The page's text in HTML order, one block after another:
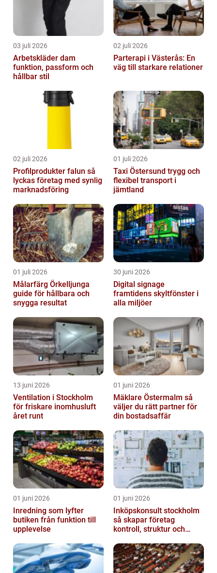
03 juli 2026
Arbetskläder dam
funktion, passform och
hållbar stil
02 juli 2026
Parterapi i Västerås: En
väg till starkare relationer
02 juli 2026
Profilprodukter falun så
lyckas företag med synlig
marknadsföring
01 juli 2026
Taxi Östersund trygg och
flexibel transport i
jämtland
01 juli 2026
Målarfärg Örkelljunga
guide för hållbara och
snygga resultat
30 juni 2026
Digital signage
framtidens skyltfönster i
alla miljöer
13 juni 2026
Ventilation i Stockholm
för friskare inomhusluft
året runt
01 juni 2026
Mäklare Östermalm så
väljer du rätt partner för
din bostadsaffär
01 juni 2026
Inredning som lyfter
butiken från funktion till
upplevelse
01 juni 2026
Inköpskonsult stockholm
så skapar företag
kontroll, struktur och